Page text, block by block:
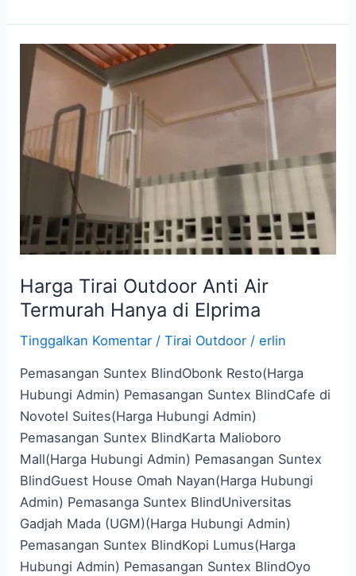
Harga Tirai Outdoor Anti Air
Termurah Hanya di Elprima
Tinggalkan Komentar /Tirai Outdoor /erlin
Pemasangan Suntex BlindObonk Resto(Harga
Hubungi Admin) Pemasangan Suntex BlindCafe di
Novotel Suites(Harga Hubungi Admin)
Pemasangan Suntex BlindKarta Malioboro
Mall(Harga Hubungi Admin) Pemasangan Suntex
BlindGuest House Omah Nayan(Harga Hubungi
Admin) Pemasanga Suntex BlindUniversitas
Gadjah Mada (UGM)(Harga Hubungi Admin)
Pemasangan Suntex BlindKopi Lumus(Harga
Hubungi Admin) Pemasangan Suntex BlindOyo
Harga
Tirai
Outdoor
Anti
Air
Termurah
Elprima